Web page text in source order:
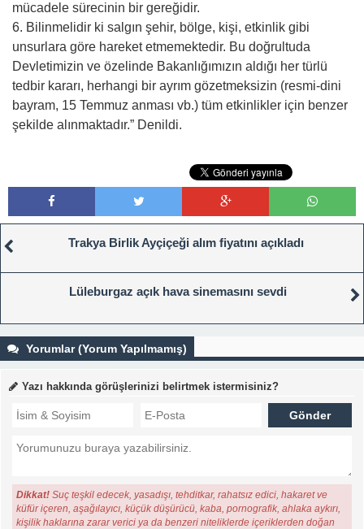
mücadele sürecinin bir gereğidir.
6. Bilinmelidir ki salgın şehir, bölge, kişi, etkinlik gibi
unsurlara göre hareket etmemektedir. Bu doğrultuda
Devletimizin ve özelinde Bakanlığımızın aldığı her türlü
tedbir kararı, herhangi bir ayrım gözetmeksizin (resmi-dini
bayram, 15 Temmuz anması vb.) tüm etkinlikler için benzer
şekilde alınmaktadır.” Denildi.
Trakya Birlik Ayçiçeği alım fiyatını açıkladı
Lüleburgaz açık hava sinemasını sevdi
Yorumlar (Yorum Yapılmamış)
Yazı hakkında görüşlerinizi belirtmek istermisiniz?
Dikkat! Suç teşkil edecek, yasadışı, tehditkar, rahatsız edici, hakaret ve
küfür içeren, aşağılayıcı, küçük düşürücü, kaba, pornografik, ahlaka aykırı,
kişilik haklarına zarar verici ya da benzeri niteliklerde içeriklerden doğan